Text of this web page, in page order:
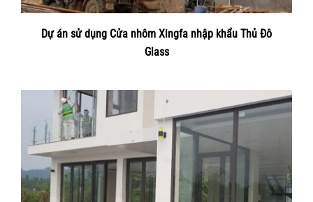
Dự án sử dụng Cửa nhôm Xingfa nhập khẩu Thủ Đô
Glass